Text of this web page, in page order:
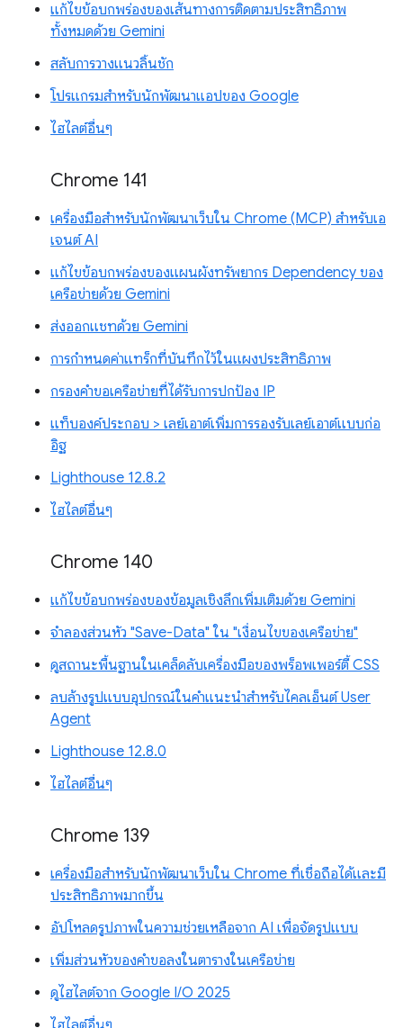
แก้ไขข้อบกพร่องของเส้นทางการติดตามประสิทธิภาพ
ทั้งหมดด้วย Gemini
สลับการวางแนวลิ้นชัก
โปรแกรมสำหรับนักพัฒนาแอปของ Google
ไฮไลต์อื่นๆ
Chrome 141
เครื่องมือสำหรับนักพัฒนาเว็บใน Chrome (MCP) สำหรับเอ
เจนต์ AI
แก้ไขข้อบกพร่องของแผนผังทรัพยากร Dependency ของ
เครือข่ายด้วย Gemini
ส่งออกแชทด้วย Gemini
การกำหนดค่าแทร็กที่บันทึกไว้ในแผงประสิทธิภาพ
กรองคำขอเครือข่ายที่ได้รับการปกป้อง IP
แท็บองค์ประกอบ > เลย์เอาต์เพิ่มการรองรับเลย์เอาต์แบบก่อ
อิฐ
Lighthouse 12.8.2
ไฮไลต์อื่นๆ
Chrome 140
แก้ไขข้อบกพร่องของข้อมูลเชิงลึกเพิ่มเติมด้วย Gemini
จำลองส่วนหัว "Save-Data" ใน "เงื่อนไขของเครือข่าย"
ดูสถานะพื้นฐานในเคล็ดลับเครื่องมือของพร็อพเพอร์ตี้ CSS
ลบล้างรูปแบบอุปกรณ์ในคำแนะนำสำหรับไคลเอ็นต์ User
Agent
Lighthouse 12.8.0
ไฮไลต์อื่นๆ
Chrome 139
เครื่องมือสำหรับนักพัฒนาเว็บใน Chrome ที่เชื่อถือได้และมี
ประสิทธิภาพมากขึ้น
อัปโหลดรูปภาพในความช่วยเหลือจาก AI เพื่อจัดรูปแบบ
เพิ่มส่วนหัวของคำขอลงในตารางในเครือข่าย
ดูไฮไลต์จาก Google I/O 2025